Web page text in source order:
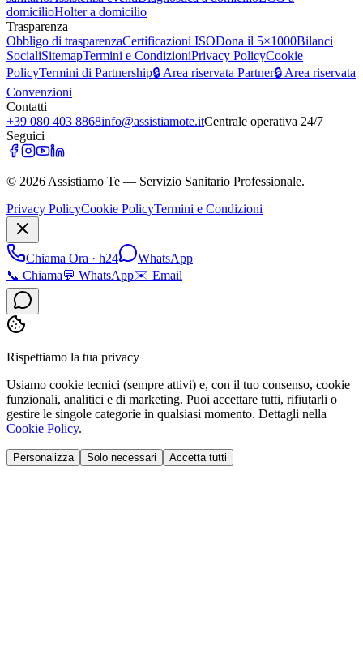
domicilioHolter a domicilio
Trasparenza
Obbligo di trasparenzaCertificazioni ISODona il 5×1000Bilanci
SocialiSitemapTermini e CondizioniPrivacy PolicyCookie
PolicyTermini di Partnership🔒 Area riservata Partner🔒 Area riservata
Convenzioni
Contatti
+39 080 403 8868info@assistiamote.itCentrale operativa 24/7
Seguici
© 2026 Assistiamo Te — Servizio Sanitario Professionale.
Privacy PolicyCookie PolicyTermini e Condizioni
Chiama Ora · h24
WhatsApp
📞 Chiama💬 WhatsApp✉️ Email
Rispettiamo la tua privacy
Usiamo cookie tecnici (sempre attivi) e, con il tuo consenso, cookie
funzionali, analitici e di marketing. Puoi accettare tutti, rifiutarli o
gestire le singole categorie in qualsiasi momento. Dettagli nella
Cookie Policy.
Personalizza Solo necessari Accetta tutti